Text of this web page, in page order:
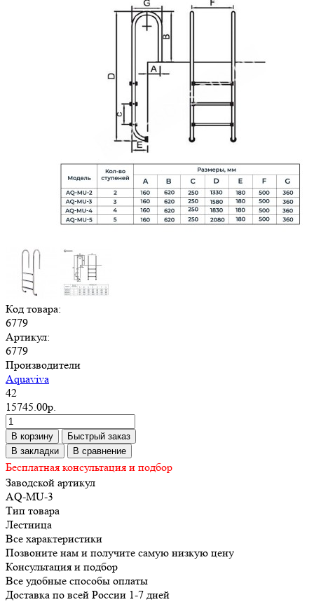
Код товара:
6779
Артикул:
6779
Производители
Aquaviva
42
15745.00р.
В корзину
Быстрый заказ
В закладки
В сравнение
Бесплатная консультация и подбор
Заводской артикул
AQ-MU-3
Тип товара
Лестница
Все характеристики
Позвоните нам и получите самую низкую цену
Консультация и подбор
Все удобные способы оплаты
Доставка по всей России 1-7 дней